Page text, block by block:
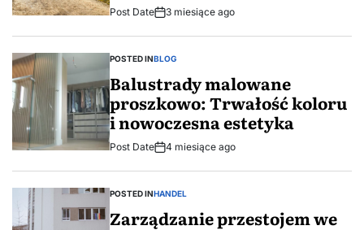
Post Date 3 miesiące ago
POSTED INBLOG
Balustrady malowane
proszkowo: Trwałość koloru
i nowoczesna estetyka
Post Date 4 miesiące ago
POSTED INHANDEL
Zarządzanie przestojem we